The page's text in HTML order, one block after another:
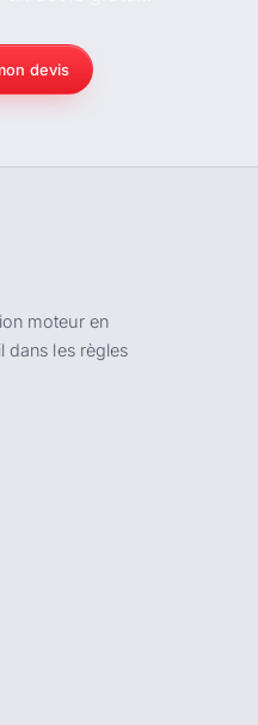
devis
moteur en
dans les règles